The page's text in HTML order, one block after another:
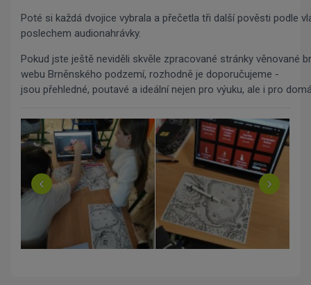
Poté si každá dvojice vybrala a přečetla tři další pověsti podle
poslechem audionahrávky.
Pokud jste ještě neviděli skvěle zpracované stránky věnované
webu Brněnského podzemí, rozhodně je doporučujeme -
jsou přehledné, poutavé a ideální nejen pro výuku, ale i pro
‹ ›